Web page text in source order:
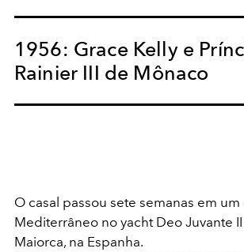
1956: Grace Kelly e
Rainier III de Mônaco
O casal passou sete semanas em
Mediterrâneo no yacht Deo Juvante
Maiorca, na Espanha.